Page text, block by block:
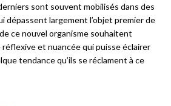
sont souvent mobilisés dans des
dépassent largement l’objet premier de
ce nouvel organisme souhaitent
et nuancée qui puisse éclairer
tendance qu’ils se réclament à ce